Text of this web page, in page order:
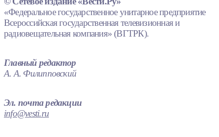
«Федеральное государственное унитарное предприятие
Всероссийская государственная телевизионная и
радиовещательная компания» (ВГТРК).
Главный редактор
А. А. Филипповский
Эл. почта редакции
info@vesti.ru